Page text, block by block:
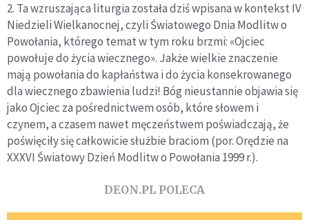
2. Ta wzruszająca liturgia została dziś wpisana w kontekst IV
Niedzieli Wielkanocnej, czyli Światowego Dnia Modlitw o
Powołania, którego temat w tym roku brzmi: «Ojciec
powołuje do życia wiecznego». Jakże wielkie znaczenie
mają powołania do kapłaństwa i do życia konsekrowanego
dla wiecznego zbawienia ludzi! Bóg nieustannie objawia się
jako Ojciec za pośrednictwem osób, które słowem i
czynem, a czasem nawet męczeństwem poświadczają, że
poświęciły się całkowicie służbie braciom (por. Orędzie na
XXXVI Światowy Dzień Modlitw o Powołania 1999 r.).
DEON.PL POLECA